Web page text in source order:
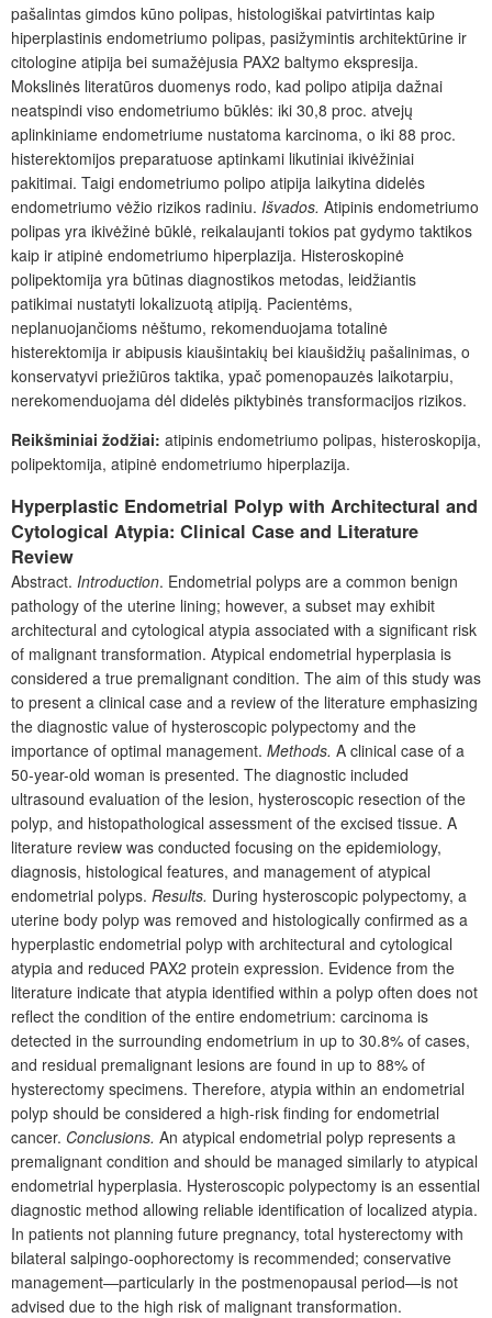
pašalintas gimdos kūno polipas, histologiškai patvirtintas kaip
hiperplastinis endometriumo polipas, pasižymintis architektūrine ir
citologine atipija bei sumažėjusia PAX2 baltymo ekspresija.
Mokslinės literatūros duomenys rodo, kad polipo atipija dažnai
neatspindi viso endometriumo būklės: iki 30,8 proc. atvejų
aplinkiniame endometriume nustatoma karcinoma, o iki 88 proc.
histerektomijos preparatuose aptinkami likutiniai ikivėžiniai
pakitimai. Taigi endometriumo polipo atipija laikytina didelės
endometriumo vėžio rizikos radiniu. Išvados. Atipinis endometriumo
polipas yra ikivėžinė būklė, reikalaujanti tokios pat gydymo taktikos
kaip ir atipinė endometriumo hiperplazija. Histeroskopinė
polipektomija yra būtinas diagnostikos metodas, leidžiantis
patikimai nustatyti lokalizuotą atipiją. Pacientėms,
neplanuojančioms nėštumo, rekomenduojama totalinė
histerektomija ir abipusis kiaušintakių bei kiaušidžių pašalinimas, o
konservatyvi priežiūros taktika, ypač pomenopauzės laikotarpiu,
nerekomenduojama dėl didelės piktybinės transformacijos rizikos.
Reikšminiai žodžiai: atipinis endometriumo polipas, histeroskopija,
polipektomija, atipinė endometriumo hiperplazija.
Hyperplastic Endometrial Polyp with Architectural and
Cytological Atypia: Clinical Case and Literature
Review
Abstract. Introduction. Endometrial polyps are a common benign
pathology of the uterine lining; however, a subset may exhibit
architectural and cytological atypia associated with a significant risk
of malignant transformation. Atypical endometrial hyperplasia is
considered a true premalignant condition. The aim of this study was
to present a clinical case and a review of the literature emphasizing
the diagnostic value of hysteroscopic polypectomy and the
importance of optimal management. Methods. A clinical case of a
50-year-old woman is presented. The diagnostic included
ultrasound evaluation of the lesion, hysteroscopic resection of the
polyp, and histopathological assessment of the excised tissue. A
literature review was conducted focusing on the epidemiology,
diagnosis, histological features, and management of atypical
endometrial polyps. Results. During hysteroscopic polypectomy, a
uterine body polyp was removed and histologically confirmed as a
hyperplastic endometrial polyp with architectural and cytological
atypia and reduced PAX2 protein expression. Evidence from the
literature indicate that atypia identified within a polyp often does not
reflect the condition of the entire endometrium: carcinoma is
detected in the surrounding endometrium in up to 30.8% of cases,
and residual premalignant lesions are found in up to 88% of
hysterectomy specimens. Therefore, atypia within an endometrial
polyp should be considered a high-risk finding for endometrial
cancer. Conclusions. An atypical endometrial polyp represents a
premalignant condition and should be managed similarly to atypical
endometrial hyperplasia. Hysteroscopic polypectomy is an essential
diagnostic method allowing reliable identification of localized atypia.
In patients not planning future pregnancy, total hysterectomy with
bilateral salpingo-oophorectomy is recommended; conservative
management—particularly in the postmenopausal period—is not
advised due to the high risk of malignant transformation.